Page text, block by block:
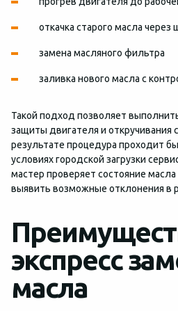
откачка старого масла
замена масляного фильтра
заливка нового масла с
Такой подход позволяет
защиты двигателя и откручивания
результате процедура проходит
условиях городской загрузки
мастер проверяет состояние
выявить возможные отклонения в
экспресс
масла